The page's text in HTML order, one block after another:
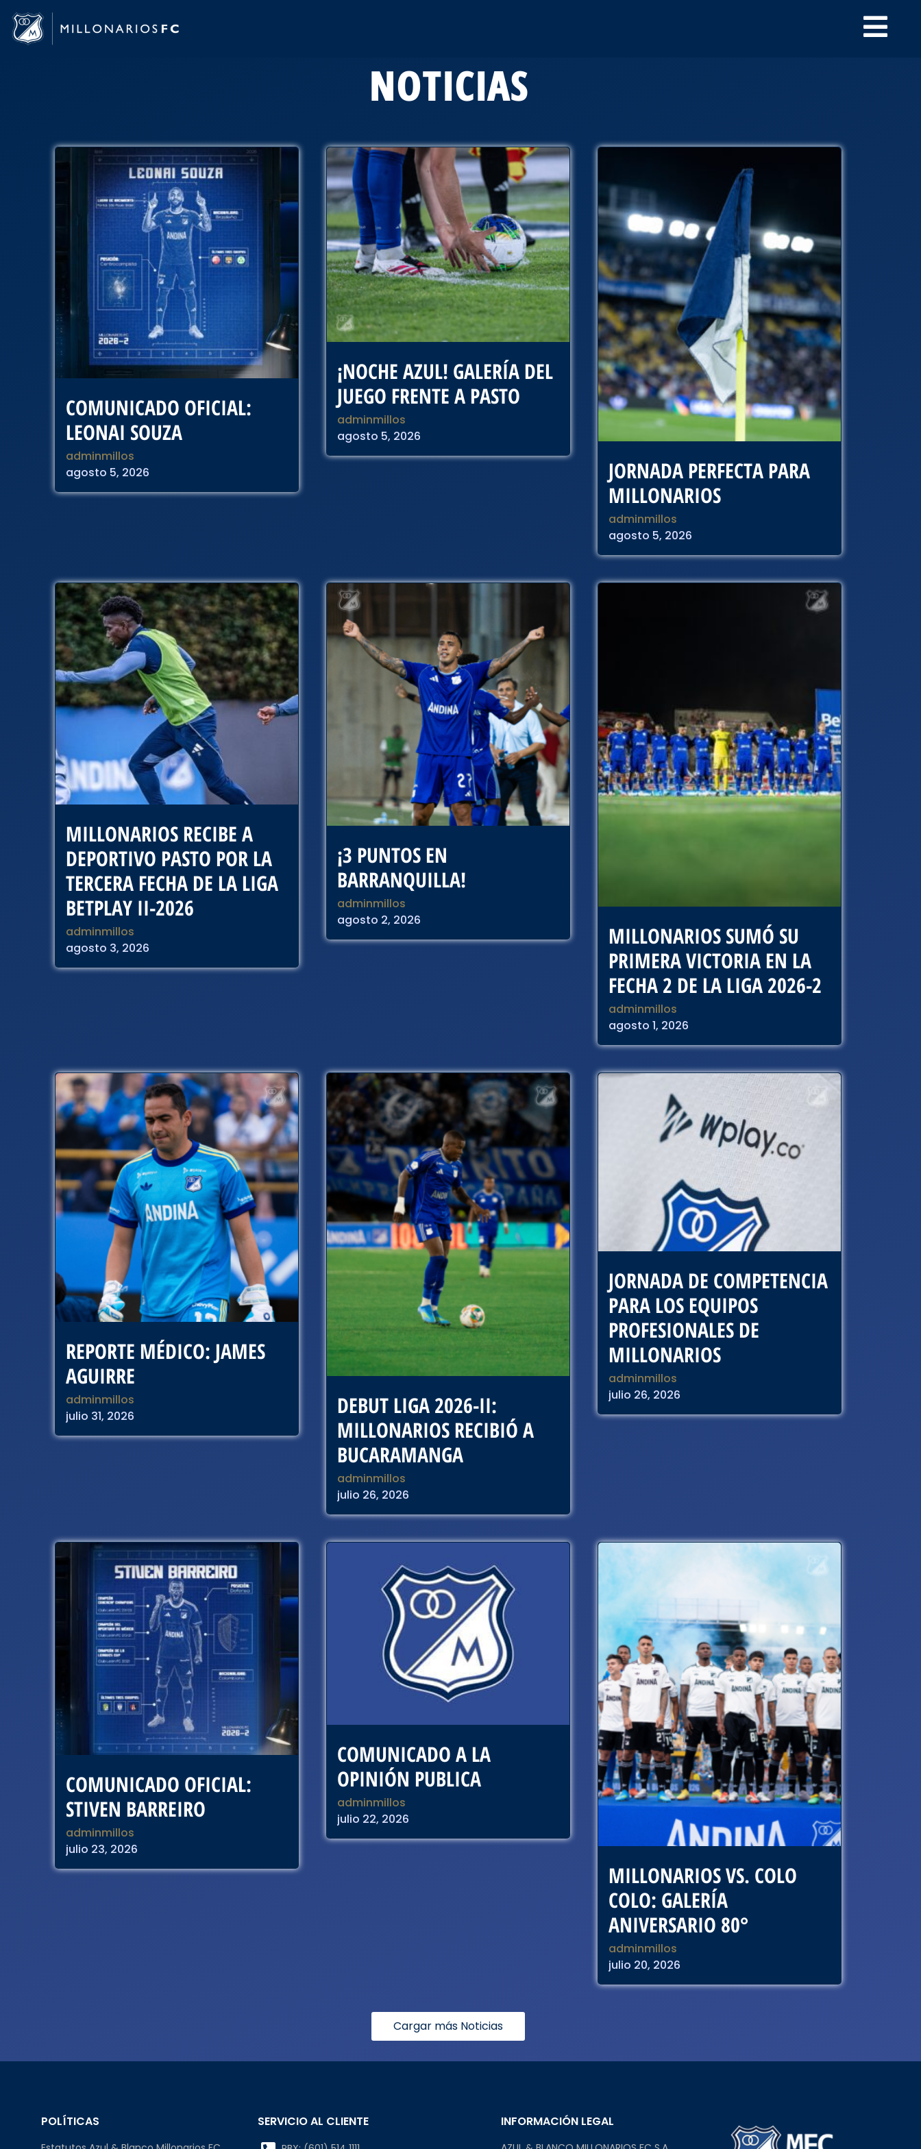
NOTICIAS
COMUNICADO OFICIAL:
LEONAI SOUZA
adminmillos
agosto 5, 2026
¡NOCHE AZUL! GALERÍA DEL
JUEGO FRENTE A PASTO
adminmillos
agosto 5, 2026
JORNADA PERFECTA PARA
MILLONARIOS
adminmillos
agosto 5, 2026
MILLONARIOS RECIBE A
DEPORTIVO PASTO POR LA
TERCERA FECHA DE LA LIGA
BETPLAY II-2026
adminmillos
agosto 3, 2026
¡3 PUNTOS EN
BARRANQUILLA!
adminmillos
agosto 2, 2026
MILLONARIOS SUMÓ SU
PRIMERA VICTORIA EN LA
FECHA 2 DE LA LIGA 2026-2
adminmillos
agosto 1, 2026
REPORTE MÉDICO: JAMES
AGUIRRE
adminmillos
julio 31, 2026
DEBUT LIGA 2026-II:
MILLONARIOS RECIBIÓ A
BUCARAMANGA
adminmillos
julio 26, 2026
JORNADA DE COMPETENCIA
PARA LOS EQUIPOS
PROFESIONALES DE
MILLONARIOS
adminmillos
julio 26, 2026
COMUNICADO OFICIAL:
STIVEN BARREIRO
adminmillos
julio 23, 2026
COMUNICADO A LA
OPINIÓN PUBLICA
adminmillos
julio 22, 2026
MILLONARIOS VS. COLO
COLO: GALERÍA
ANIVERSARIO 80°
adminmillos
julio 20, 2026
Cargar más Noticias
POLÍTICAS SERVICIO AL CLIENTE INFORMACIÓN LEGAL